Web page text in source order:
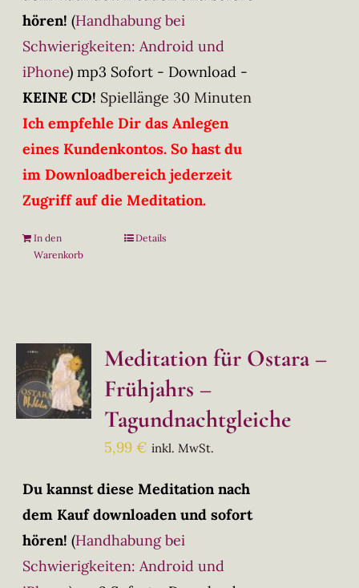
hören! (Handhabung bei
Schwierigkeiten: Android und
iPhone) mp3 Sofort - Download -
KEINE CD! Spiellänge 30 Minuten
Ich empfehle Dir das Anlegen
eines Kundenkontos. So hast du
im Downloadbereich jederzeit
Zugriff auf die Meditation.
In den
Warenkorb
Details
Meditation für Ostara –
Frühjahrs –
Tagundnachtgleiche
5,99€ inkl. MwSt.
Du kannst diese Meditation nach
dem Kauf downloaden und sofort
hören! (Handhabung bei
Schwierigkeiten: Android und